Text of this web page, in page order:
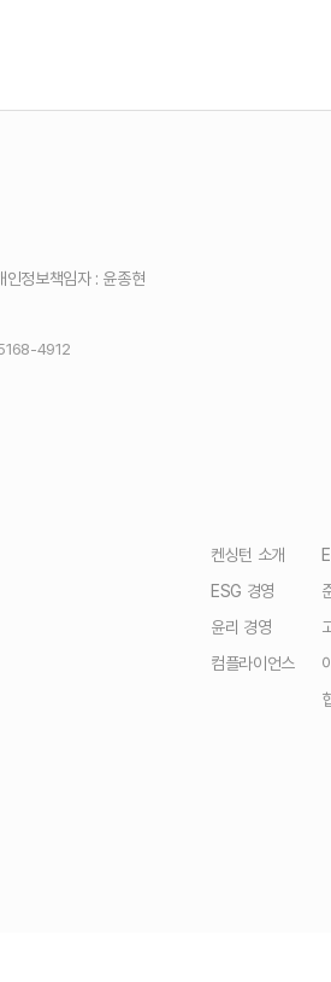
인정보책임자 : 윤종현
4912
켄싱턴 소개
ESG 경영
윤리 경영
컴플라이언스